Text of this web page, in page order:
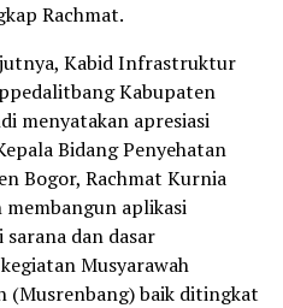
Rachmat.
Kabid Infrastruktur
Kabupaten
menyatakan apresiasi
Bidang Penyehatan
Bogor, Rachmat Kurnia
aplikasi
dan dasar
Musyarawah
(Musrenbang) baik ditingkat